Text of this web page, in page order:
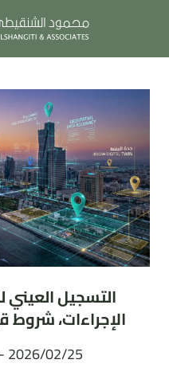
الإجراءات، شروط
2026/02/25 -